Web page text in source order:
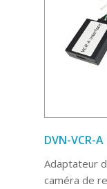
DVN-VCR-A
Adaptateur
caméra de